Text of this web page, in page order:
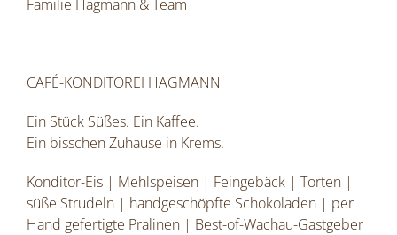
Familie Hagmann & Team
CAFÉ-KONDITOREI HAGMANN
Ein Stück Süßes. Ein Kaffee.
Ein bisschen Zuhause in Krems.
Konditor-Eis | Mehlspeisen | Feingebäck | Torten |
süße Strudeln | handgeschöpfte Schokoladen | per
Hand gefertigte Pralinen | Best-of-Wachau-Gastgeber